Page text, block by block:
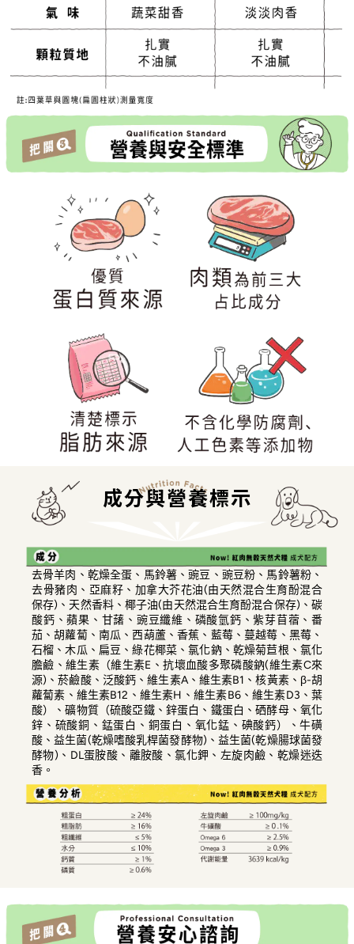
成分與營養標示
去骨羊肉、乾燥全蛋、馬鈴薯、豌豆、豌豆粉、馬鈴薯粉、
去骨豬肉、亞麻籽、加拿大芥花油(由天然混合生育酚混合
保存)、天然香料、椰子油(由天然混合生育酚混合保存)、碳
酸鈣、蘋果、甘藷、豌豆纖維、磷酸氫鈣、紫芽苜蓿、番
茄、胡蘿蔔、南瓜、西葫蘆、香蕉、藍莓、蔓越莓、黑莓、
石榴、木瓜、扁豆、綠花椰菜、氯化鈉、乾燥菊苣根、氯化
膽鹼、維生素（維生素E、抗壞血酸多聚磷酸鈉(維生素C來
源)、菸鹼酸、泛酸鈣、維生素A、維生素B1、核黃素、β-胡
蘿蔔素、維生素B12、維生素H、維生素B6、維生素D3、葉
酸）、礦物質（硫酸亞鐵、鋅蛋白、鐵蛋白、硒酵母、氧化
鋅、硫酸銅、錳蛋白、銅蛋白、氧化錳、碘酸鈣）、牛磺
酸、益生菌(乾燥嗜酸乳桿菌發酵物)、益生菌(乾燥腸球菌發
酵物)、DL蛋胺酸、離胺酸、氯化鉀、左旋肉鹼、乾燥迷迭
香。